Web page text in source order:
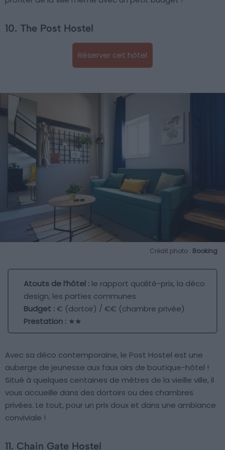
10. The Post Hostel
Réserver cet hôtel
Crédit photo : Booking
Atouts de l’hôtel : le rapport qualité-prix, la déco
design, les parties communes
Budget :€ (dortoir) / €€ (chambre privée)
Prestation : ★★
Avec sa déco contemporaine, le Post Hostel est une
auberge de jeunesse aux faux airs de boutique-hôtel !
Situé à quelques centaines de mètres de la vieille ville, il
vous accueille dans des dortoirs ou des chambres
privées. Le tout, pour un prix doux et dans une ambiance
conviviale !
11. Chain Gate Hostel